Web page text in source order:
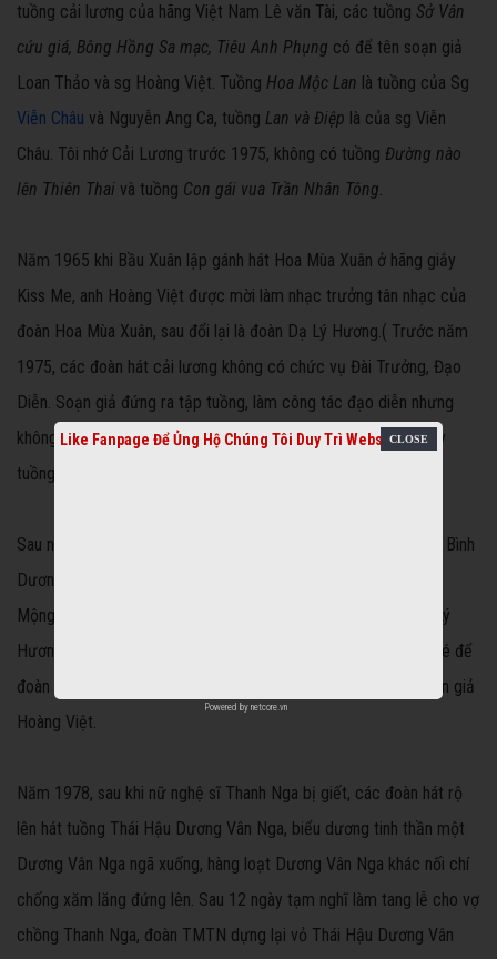
tuồng cải lương của hãng Việt Nam Lê văn Tài, các tuồng Sở Vân
cứu giá, Bông Hồng Sa mạc, Tiêu Anh Phụng có để tên soạn giả
Loan Thảo và sg Hoàng Việt. Tuồng Hoa Mộc Lan là tuồng của Sg
Viễn Châu và Nguyễn Ang Ca, tuồng Lan và Điệp là của sg Viễn
Châu. Tôi nhớ Cải Lương trước 1975, không có tuồng Đường nào
lên Thiên Thai và tuồng Con gái vua Trần Nhân Tông.
Năm 1965 khi Bầu Xuân lập gánh hát Hoa Mùa Xuân ở hãng giắy
Kiss Me, anh Hoàng Việt được mời làm nhạc trưởng tân nhạc của
đoàn Hoa Mùa Xuân, sau đổi lại là đoàn Dạ Lý Hương.( Trước năm
1975, các đoàn hát cải lương không có chức vụ Đài Trưởng, Đạo
Diễn. Soạn giả đứng ra tập tuồng, làm công tác đạo diễn nhưng
không mang danh là đạo diễn. Nghệ sĩ gọi soạn giả là ông thấy
tuồng.)
Sau năm 1975, nhạc sĩ Hoàng Việt lên tỉnh Sông Bé ( tức tỉnh Bình
Dương - Thủ Dầu Một) giúp Bầu Xuân lập đoàn hát Sông Bé -
Mộng Tuyền> Hoàng Việt sửa một số tuồng cũ của đoàn Dạ Lý
Hương, đổi tên tuồng cho hợp với ý của Sở VHTT tỉnh Sông Bé để
đoàn hát Sông Bé - Mộng Tuyền diễn nhưng không để tên soạn giả
Hoàng Việt.
Năm 1978, sau khi nữ nghệ sĩ Thanh Nga bị giết, các đoàn hát rộ
lên hát tuồng Thái Hậu Dương Vân Nga, biểu dương tinh thần một
Dương Vân Nga ngã xuống, hàng loạt Dương Vân Nga khác nối chí
chống xăm lăng đứng lên. Sau 12 ngày tạm nghĩ làm tang lễ cho vợ
chồng Thanh Nga, đoàn TMTN dựng lại vỏ Thái Hậu Dương Vân
Like Fanpage Để Ủng Hộ Chúng Tôi Duy Trì Website
Powered by netcore.vn